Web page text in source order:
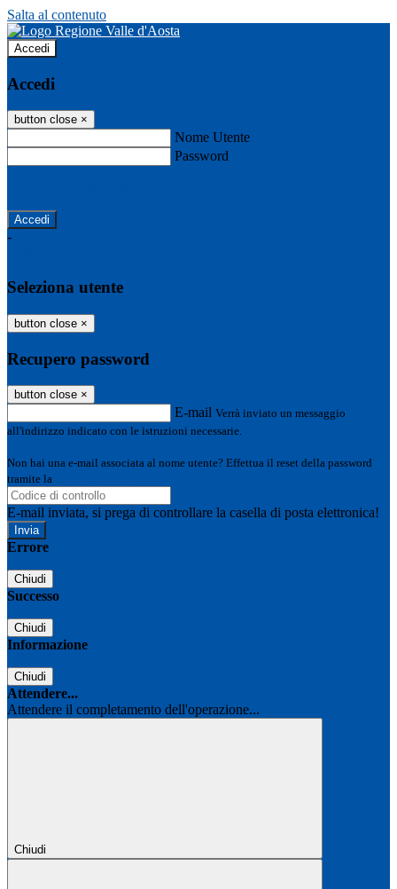
Salta al contenuto
Accedi
Accedi
button close ×
Nome Utente
Password
-
Seleziona utente
button close ×
Recupero password
button close ×
E-mail Verrà inviato un messaggio
all'indirizzo indicato con le istruzioni necessarie.
Non hai una e-mail associata al nome utente? Effettua il reset della password
tramite la
E-mail inviata, si prega di controllare la casella di posta elettronica!
Errore
Chiudi
Successo
Chiudi
Informazione
Chiudi
Attendere...
Attendere il completamento dell'operazione...
Chiudi